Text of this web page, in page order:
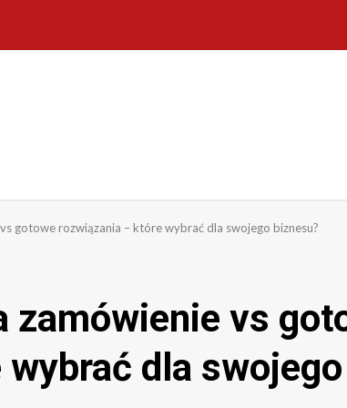
gotowe rozwiązania – które wybrać dla swojego biznesu?
zamówienie vs
dla swojego